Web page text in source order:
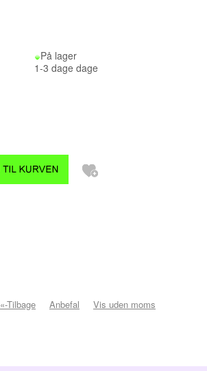
På lager
1-3 dage dage
«-Tilbage Anbefal Vis uden moms